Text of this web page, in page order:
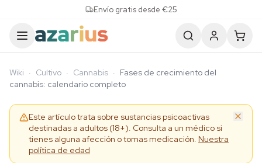
Envío gratis desde €25
Wiki · Cultivo · Cannabis · Fases de crecimiento del
cannabis: calendario completo
Este artículo trata sobre sustancias psicoactivas
destinadas a adultos (18+). Consulta a un médico si
tienes alguna afección o tomas medicación. Nuestra
política de edad